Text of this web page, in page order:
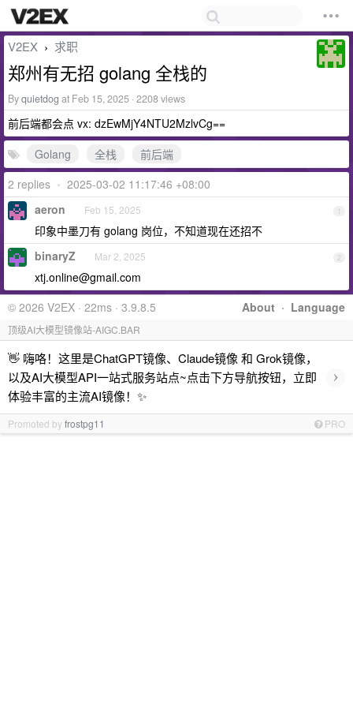
V2EX › 求职
郑州有无招 golang 全栈的
Byquietdog at Feb 15, 2025 · 2208 views
前后端都会点 vx: dzEwMjY4NTU2MzlvCg==
Golang
全栈
前后端
2 replies • 2025-03-02 11:17:46 +08:00
1
aeron Feb 15, 2025
印象中墨刀有 golang 岗位，不知道现在还招不
2
binaryZ Mar 2, 2025
xtj.online@gmail.com
About · Language
© 2026 V2EX · 22ms · 3.9.8.5
顶级AI大模型镜像站-AIGC.BAR
👋 嗨咯！这里是ChatGPT镜像、Claude镜像 和 Grok镜像，
以及AI大模型API一站式服务站点~点击下方导航按钮，立即
体验丰富的主流AI镜像！✨
›
Promoted byfrostpg11 PRO